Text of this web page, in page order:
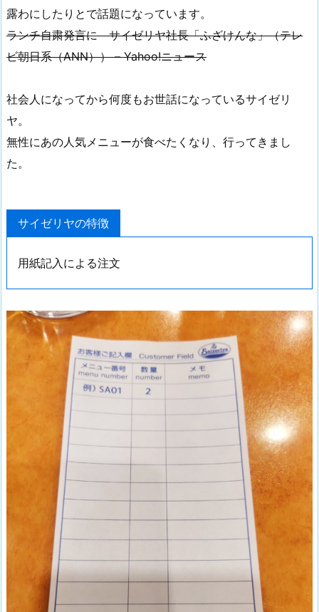
露わにしたりとで話題になっています。
ランチ自粛発言に サイゼリヤ社長「ふざけんな」（テレ
ビ朝日系（ANN）） – Yahoo!ニュース
社会人になってから何度もお世話になっているサイゼリ
ヤ。
無性にあの人気メニューが食べたくなり、行ってきまし
た。
サイゼリヤの特徴
用紙記入による注文